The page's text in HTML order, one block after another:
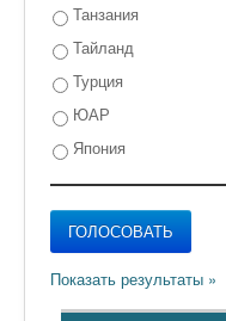
Танзания
Тайланд
Турция
ЮАР
Япония